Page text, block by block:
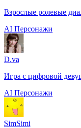
Взрослые ролевые
AI Персонажи
D.va
Игра с цифровой
AI Персонажи
SimSimi